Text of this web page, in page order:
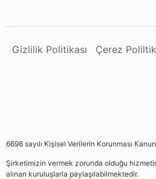
Gizlilik Politikası Çerez
6698 sayılı Kişisel Verilerin Korunması
Şirketimizin vermek zorunda olduğu
alınan kuruluşlarla paylaşılabilmektedir.